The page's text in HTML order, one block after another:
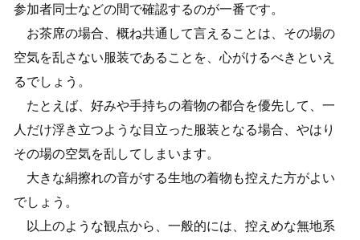
参加者同士などの間で確認するのが一番です。
お茶席の場合、概ね共通して言えることは、その場の
空気を乱さない服装であることを、心がけるべきといえ
るでしょう。
たとえば、好みや手持ちの着物の都合を優先して、一
人だけ浮き立つような目立った服装となる場合、やはり
その場の空気を乱してしまいます。
大きな絹擦れの音がする生地の着物も控えた方がよい
でしょう。
以上のような観点から、一般的には、控えめな無地系